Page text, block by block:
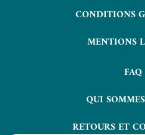
CONDITIONS
MENTIONS
FAQ
QUI
RETOURS ET